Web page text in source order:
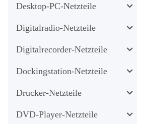
Desktop-PC-Netzteile
Digitalradio-Netzteile
Digitalrecorder-Netzteile
Dockingstation-Netzteile
Drucker-Netzteile
DVD-Player-Netzteile